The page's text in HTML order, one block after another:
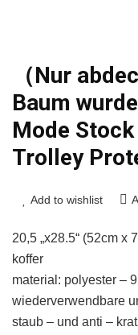
（Nur
Baum
Mode
Trolley
Add to wishlist
20,5 „x28.5“ (52cm x
koffer
material: polyester –
wiederverwendbare
staub – und anti –